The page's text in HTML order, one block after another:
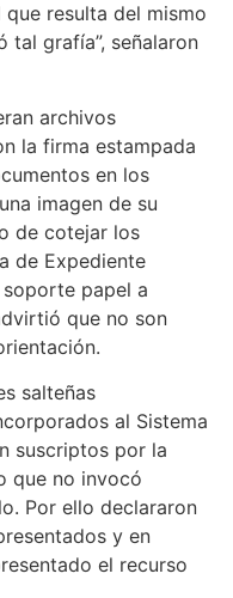
resulta del mismo
tal grafía”, señalaron
archivos
la firma estampada
en los
imagen de su
de cotejar los
de Expediente
papel a
que no son
salteñas
al Sistema
suscriptos por la
que no invocó
Por ello declararon
y en
el recurso